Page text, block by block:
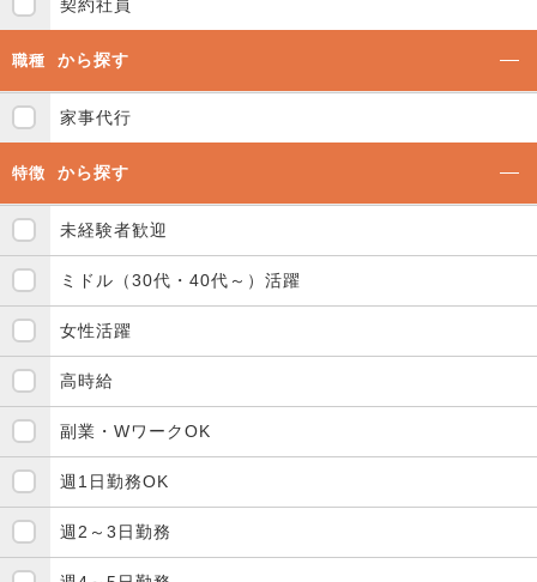
契約社員
職種 から探す
家事代行
特徴 から探す
未経験者歓迎
ミドル（30代・40代～）活躍
女性活躍
高時給
副業・WワークOK
週1日勤務OK
週2～3日勤務